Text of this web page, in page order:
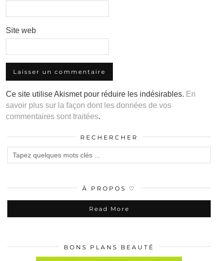
Site web
Ce site utilise Akismet pour réduire les indésirables. En
savoir plus sur la façon dont les données de vos
commentaires sont traitées.
RECHERCHER
À PROPOS ♡
Read More
BONS PLANS BEAUTÉ